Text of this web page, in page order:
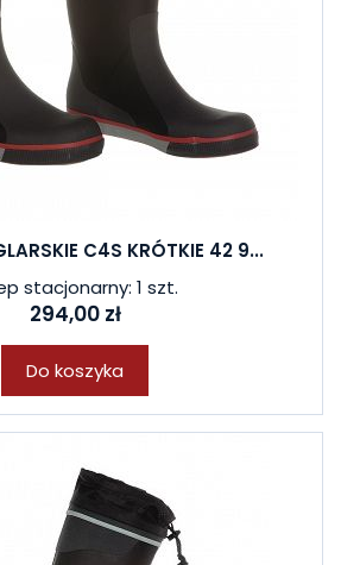
C4S KRÓTKIE 42 9...
stacjonarny: 1 szt.
294,00 zł
Do koszyka